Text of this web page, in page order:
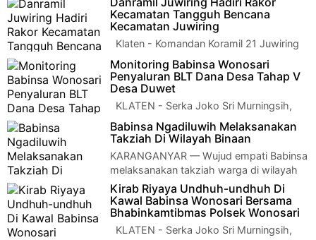
Kecamatan Tangguh Bencana
Kecamatan Juwiring
Klaten - Komandan Koramil 21 Juwiring
Kodim 0723/Klaten Kapten Inf Widoyo
menghadiri Acara Rapat Koordinasi K…
Monitoring Babinsa Wonosari
Penyaluran BLT Dana Desa Tahap V
Desa Duwet
KLATEN - Serka Joko Sri Murningsih,
Babinsa Desa Duwet dari Koramil 22
Wonosari Kodim 0723/Klaten melaksanakan…
Babinsa Ngadiluwih Melaksanakan
Takziah Di Wilayah Binaan
KARANGANYAR — Wujud empati Babinsa
melaksanakan takziah warga di wilayah
binaanya, Babinsa Koramil 07/Matesih jajaran Ko…
Kirab Riyaya Undhuh-undhuh Di
Kawal Babinsa Wonosari Bersama
Bhabinkamtibmas Polsek Wonosari
KLATEN - Serka Joko Sri Murningsih,